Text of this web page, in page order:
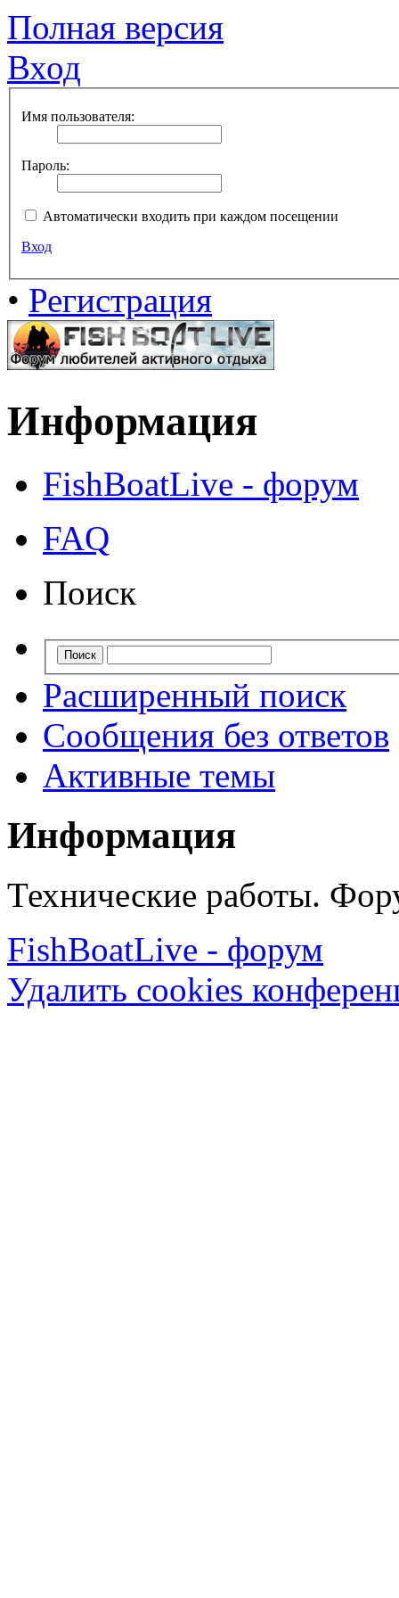
Полная версия
Вход
Имя пользователя:
Пароль:
Автоматически входить при каждом посещении
Вход
• Регистрация
Информация
FishBoatLive - форум
FAQ
Поиск
Расширенный поиск
Сообщения без ответов
Активные темы
Информация
Технические работы.
FishBoatLive - форум
Удалить cookies